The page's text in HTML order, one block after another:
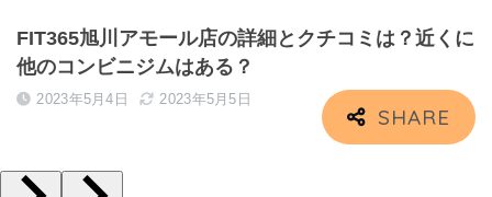
FIT365旭川アモール店の詳細とクチコミは？近くに
他のコンビニジムはある？
2023年5月4日 2023年5月5日